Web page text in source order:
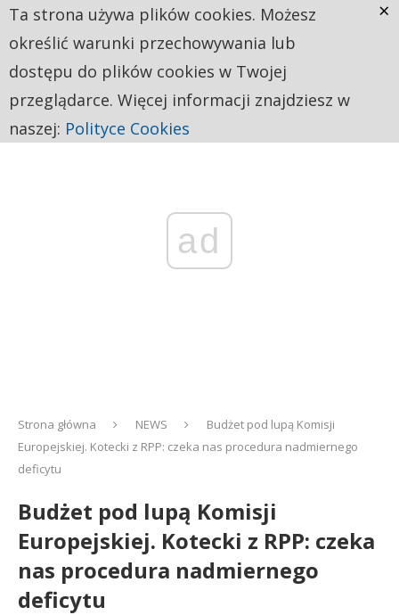
ad
Strona główna NEWS
Budżet pod lupą Komisji
Europejskiej. Kotecki z RPP: czeka nas procedura nadmiernego
deficytu
Budżet pod lupą Komisji
Europejskiej. Kotecki z RPP: czeka
nas procedura nadmiernego
deficytu
Ta strona używa plików cookies. Możesz
określić warunki przechowywania lub
dostępu do plików cookies w Twojej
przeglądarce. Więcej informacji znajdziesz w
naszej: Polityce Cookies
×